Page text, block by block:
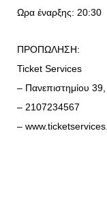
Ωρα έναρξης: 20:30
ΠΡΟΠΩΛΗΣΗ:
Ticket Services
– Πανεπιστημίου
– 2107234567
–